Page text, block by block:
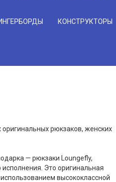
КОНСТРУКТОРЫ
рюкзаков, женских
— рюкзаки Loungefly,
Это оригинальная
высококлассной